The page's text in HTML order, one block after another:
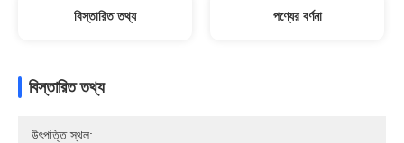
বিস্তারিত তথ্য পণ্যের বর্ণনা
বিস্তারিত তথ্য
উৎপত্তি স্থল: